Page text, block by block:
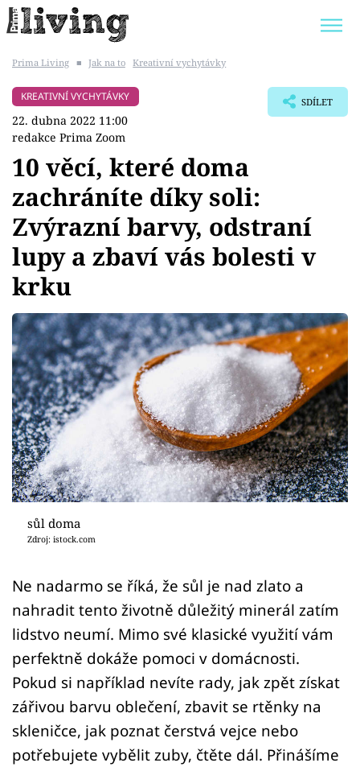
BYDLENÍ SLAVNÝCH
Témata
Bydlení
Zahrada
Design
Sledujte prima+
Přihlášení
Sledujte nás
Prima Living ■ Jak na to Kreativní vychytávky
KREATIVNÍ VYCHYTÁVKY
22. dubna 2022 11:00
redakce Prima Zoom
SDÍLET
10 věcí, které doma
zachráníte díky soli:
Zvýrazní barvy, odstraní
lupy a zbaví vás bolesti v
krku
sůl doma
Zdroj: istock.com
Ne nadarmo se říká, že sůl je nad zlato a
nahradit tento životně důležitý minerál zatím
lidstvo neumí. Mimo své klasické využití vám
perfektně dokáže pomoci v domácnosti.
Pokud si například nevíte rady, jak zpět získat
zářivou barvu oblečení, zbavit se rtěnky na
skleničce, jak poznat čerstvá vejce nebo
potřebujete vybělit zuby, čtěte dál. Přinášíme